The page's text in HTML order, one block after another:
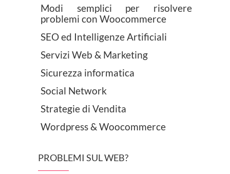
Modi semplici per risolvere
problemi con Woocommerce
SEO ed Intelligenze Artificiali
Servizi Web & Marketing
Sicurezza informatica
Social Network
Strategie di Vendita
Wordpress & Woocommerce
PROBLEMI SUL WEB?